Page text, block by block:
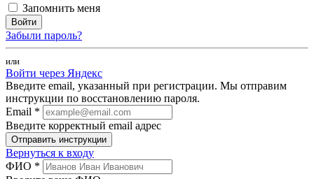
Запомнить меня
Войти
Забыли пароль?
или
Войти через Яндекс
Введите email, указанный при регистрации. Мы отправим
инструкции по восстановлению пароля.
Email *
Введите корректный email адрес
Отправить инструкции
Вернуться к входу
ФИО *